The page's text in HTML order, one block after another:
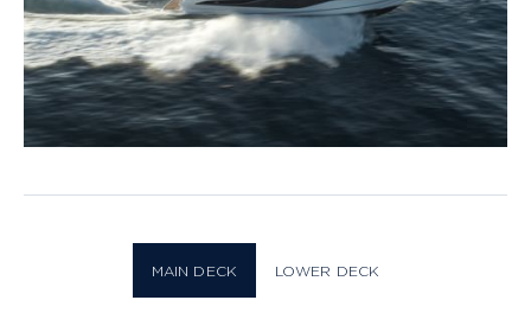
20 PHOTOS
MAIN DECK LOWER DECK